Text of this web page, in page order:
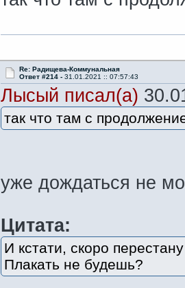
Re: Радищева-Коммунальная
Ответ #214 - 31.01.2021 :: 07:57:43
Лысый писал(а)
так что там с
уже дождаться не
Цитата:
И кстати, скоро
Плакать не будешь?